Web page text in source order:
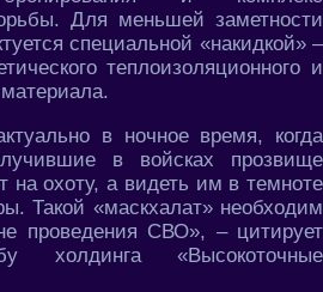
Для меньшей заметности
специальной «накидкой» –
теплоизоляционного и
в ночное время, когда
в войсках прозвище
на охоту, а видеть им в темноте
Такой «маскхалат» необходим
проведения СВО», – цитирует
холдинга «Высокоточные